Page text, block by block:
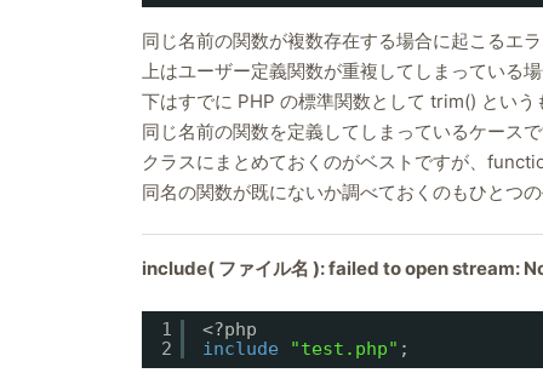
同じ名前の関数が複数存在する場合に起こるエ
上はユーザー定義関数が重複してしまっている
下はすでに PHP の標準関数として trim() とい
同じ名前の関数を定義してしまっているケース
クラスにまとめておくのがベストですが、
同名の関数が既にないか調べておくのもひとつ
include( ファイル名 ): failed to open stream:
1
2
<?php
include
"test.php" ;